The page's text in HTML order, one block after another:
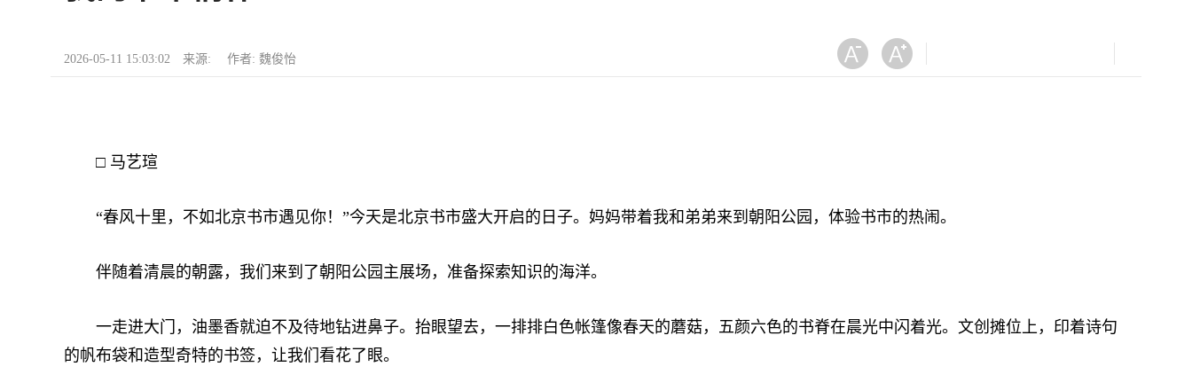
2026-05-11 15:03:02 来源: 作者: 魏俊怡
□ 马艺瑄
“春风十里，不如北京书市遇见你！”今天是北京书市盛大开启的日子。妈妈带着我和弟弟来到朝阳公园，体验书市的热闹。
伴随着清晨的朝露，我们来到了朝阳公园主展场，准备探索知识的海洋。
一走进大门，油墨香就迫不及待地钻进鼻子。抬眼望去，一排排白色帐篷像春天的蘑菇，五颜六色的书脊在晨光中闪着光。文创摊位上，印着诗句
的帆布袋和造型奇特的书签，让我们看花了眼。